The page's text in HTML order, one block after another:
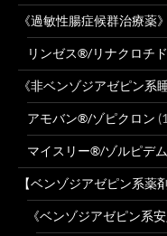
《過敏性腸症候群治療薬》
リンゼス®/リナクロチド
《非ベンゾジアゼピン系
アモバン®/ゾピクロン
マイスリー®/ゾルピデム
【ベンゾジアゼピン系薬
《ベンゾジアゼピン系安